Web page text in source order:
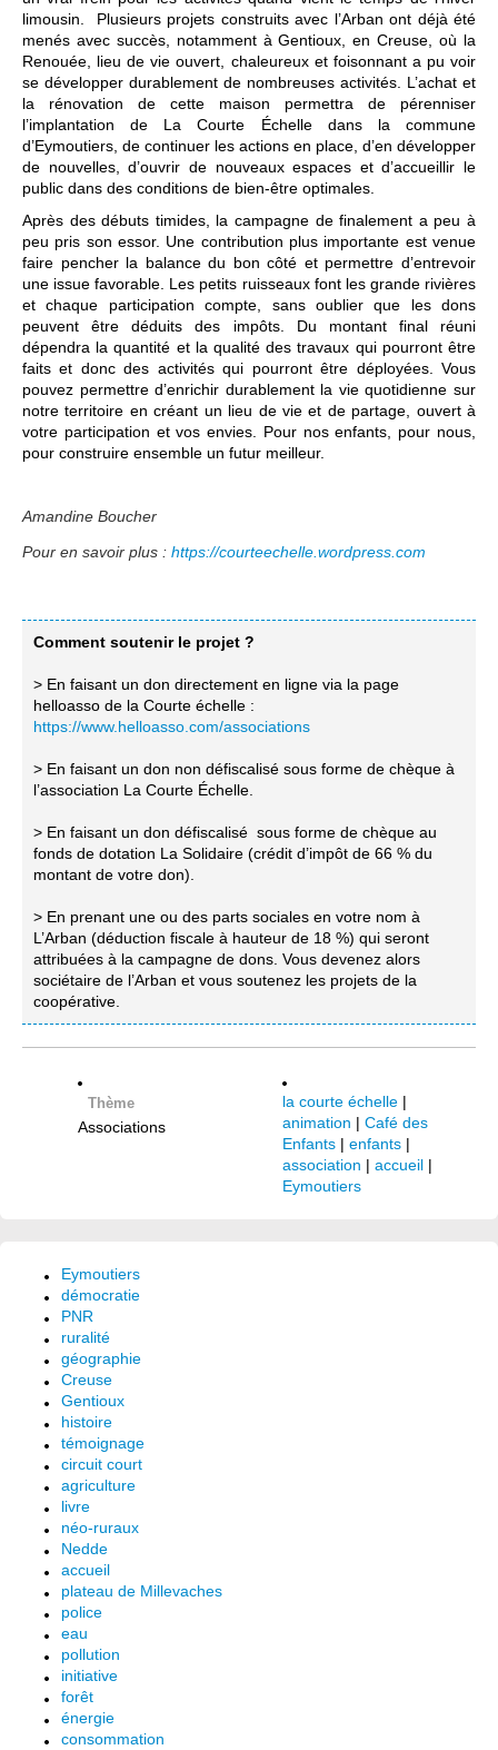
limousin. Plusieurs projets construits avec l’Arban ont déjà été
menés avec succès, notamment à Gentioux, en Creuse, où la
Renouée, lieu de vie ouvert, chaleureux et foisonnant a pu voir
se développer durablement de nombreuses activités. L’achat et
la rénovation de cette maison permettra de pérenniser
l’implantation de La Courte Échelle dans la commune
d’Eymoutiers, de continuer les actions en place, d’en développer
de nouvelles, d’ouvrir de nouveaux espaces et d’accueillir le
public dans des conditions de bien-être optimales.
Après des débuts timides, la campagne de finalement a peu à
peu pris son essor. Une contribution plus importante est venue
faire pencher la balance du bon côté et permettre d’entrevoir
une issue favorable. Les petits ruisseaux font les grande rivières
et chaque participation compte, sans oublier que les dons
peuvent être déduits des impôts. Du montant final réuni
dépendra la quantité et la qualité des travaux qui pourront être
faits et donc des activités qui pourront être déployées. Vous
pouvez permettre d’enrichir durablement la vie quotidienne sur
notre territoire en créant un lieu de vie et de partage, ouvert à
votre participation et vos envies. Pour nos enfants, pour nous,
pour construire ensemble un futur meilleur.
Amandine Boucher
Pour en savoir plus : https://courteechelle.wordpress.com
Comment soutenir le projet ?
> En faisant un don directement en ligne via la page
helloasso de la Courte échelle :
https://www.helloasso.com/associations
> En faisant un don non défiscalisé sous forme de chèque à
l’association La Courte Échelle.
> En faisant un don défiscalisé sous forme de chèque au
fonds de dotation La Solidaire (crédit d’impôt de 66 % du
montant de votre don).
> En prenant une ou des parts sociales en votre nom à
L’Arban (déduction fiscale à hauteur de 18 %) qui seront
attribuées à la campagne de dons. Vous devenez alors
sociétaire de l’Arban et vous soutenez les projets de la
coopérative.
Thème
Associations
la courte échelle |
animation | Café des
Enfants | enfants |
association | accueil |
Eymoutiers
Eymoutiers
démocratie
PNR
ruralité
géographie
Creuse
Gentioux
histoire
témoignage
circuit court
agriculture
livre
néo-ruraux
Nedde
accueil
plateau de Millevaches
police
eau
pollution
initiative
forêt
énergie
consommation